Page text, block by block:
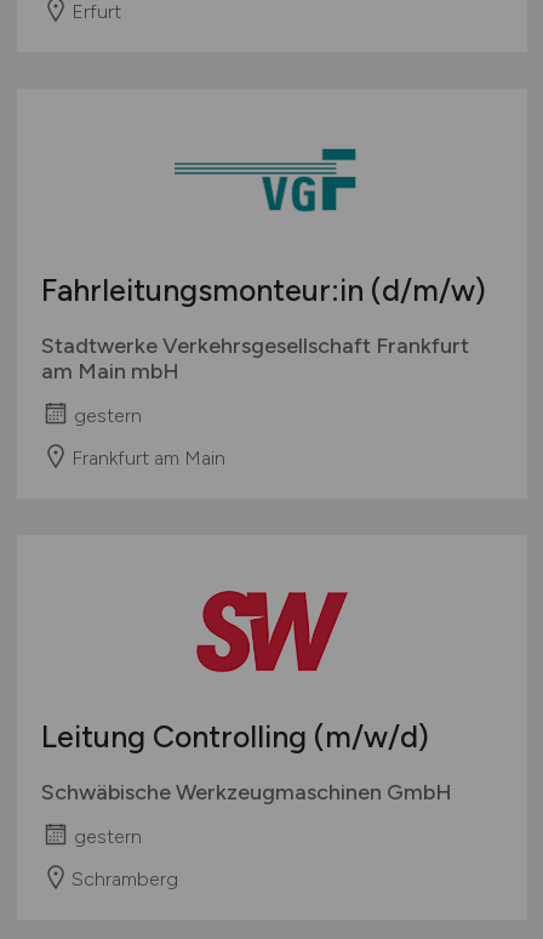
Erfurt
Fahrleitungsmonteur:in (d/m/w)
Stadtwerke Verkehrsgesellschaft Frankfurt
am Main mbH
gestern
Frankfurt am Main
Leitung Controlling (m/w/d)
Schwäbische Werkzeugmaschinen GmbH
gestern
Schramberg